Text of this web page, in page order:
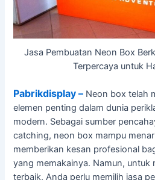
Jasa Pembuatan Neon Box
Terpercaya untuk
Pabrikdisplay – Neon box telah
elemen penting dalam dunia
modern. Sebagai sumber
catching, neon box mampu
memberikan kesan profesional
yang memakainya. Namun, untuk
terbaik, Anda perlu memilih jasa